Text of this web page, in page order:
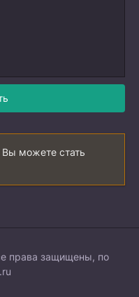
можете стать
права защищены, по